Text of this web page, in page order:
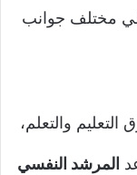
مختلف جوانب
والتعلم،
المرشد النفسي